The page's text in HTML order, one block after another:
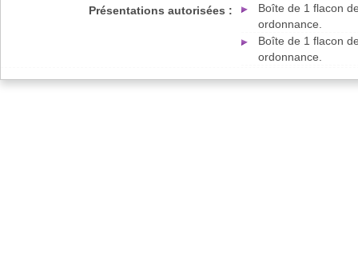
Présentations autorisées :
Boîte de 1 flacon
ordonnance.
Boîte de 1 flacon
ordonnance.